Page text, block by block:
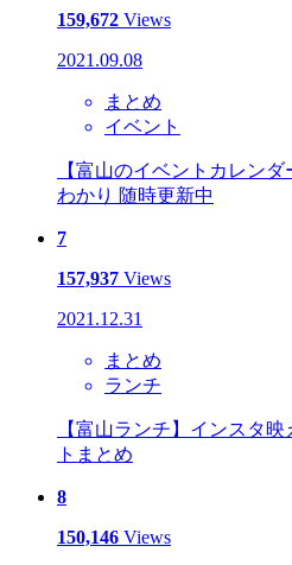
159,672 Views
2021.09.08
まとめ
イベント
【富山のイベントカレン
わかり 随時更新中
7
157,937 Views
2021.12.31
まとめ
ランチ
【富山ランチ】インスタ
トまとめ
8
150,146 Views